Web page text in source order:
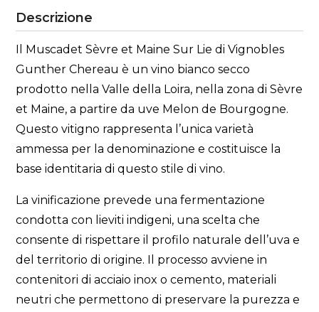
Descrizione
Il Muscadet Sèvre et Maine Sur Lie di Vignobles
Gunther Chereau è un vino bianco secco
prodotto nella Valle della Loira, nella zona di Sèvre
et Maine, a partire da uve Melon de Bourgogne.
Questo vitigno rappresenta l’unica varietà
ammessa per la denominazione e costituisce la
base identitaria di questo stile di vino.
La vinificazione prevede una fermentazione
condotta con lieviti indigeni, una scelta che
consente di rispettare il profilo naturale dell’uva e
del territorio di origine. Il processo avviene in
contenitori di acciaio inox o cemento, materiali
neutri che permettono di preservare la purezza e